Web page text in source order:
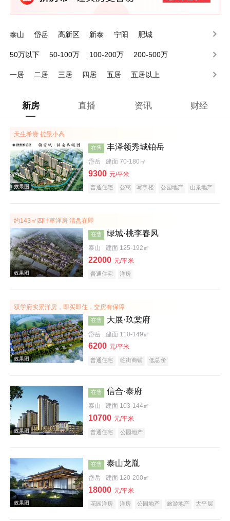
泰山 岱岳 高新区 新泰 宁阳 肥城
50万以下 50-100万 100-200万
200-500万
一居
二居 三居 四居 五居 五居以上
新房 直播 资讯 财经
天生希贵 揽景小高
效果图
在售 丰泽领秀城铂岳
岱岳 建面 70-180㎡
9300 元/平米
普通住宅 公寓 写字楼 公园地产 山景地产
约143㎡四叶草洋房 清盘在即
效果图
在售 绿城·桃李春风
泰山 建面 125-192㎡
22000 元/平米
普通住宅 洋房
双学府实景洋房，即买即住，交房有保障
在售 大展·玖棠府
岱岳 建面 110-149㎡
6200 元/平米
普通住宅 临街商铺 低总价
在售 信合·泰府
泰山 建面 103-144㎡
10700 元/平米
普通住宅 公园地产
在售 泰山龙胤
岱岳 建面 120-200㎡
18000 元/平米
花园洋房 洋房 公园地产 旅游地产 大平层